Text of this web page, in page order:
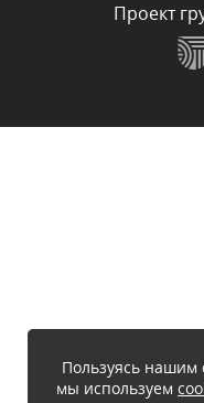
Проект
Пользуясь нашим
мы используем